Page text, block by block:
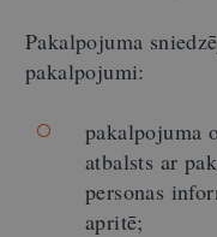
Pakalpojuma
pakalpojumi:
pakalpojuma
atbalsts ar
personas
apritē;